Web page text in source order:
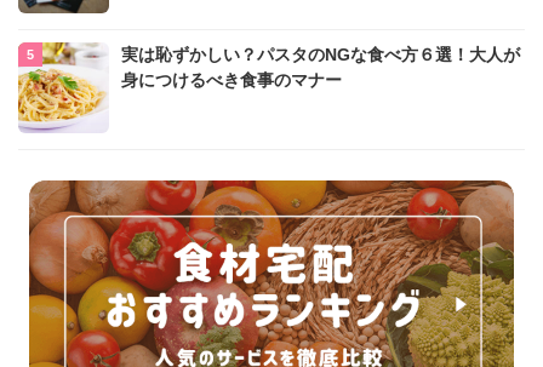
実は恥ずかしい？パスタのNGな食べ方６選！大人が
身につけるべき食事のマナー